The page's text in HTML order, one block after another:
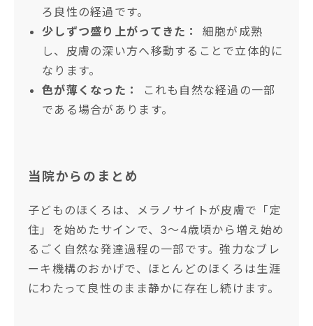
ろ良性の経過です。
少しずつ盛り上がってきた：
細胞が成熟
し、皮膚の深い方へ移動することで立体的に
なります。
色が薄くなった：
これも自然な経過の一部
である場合があります。
当院からのまとめ
子どものほくろは、メラノサイトが皮膚で「定
住」を始めたサインで、3〜4歳頃から増え始め
るごく自然な発達過程の一部です。強力なブレ
ーキ機構のおかげで、ほとんどのほくろは生涯
にわたって良性のまま静かに存在し続けます。